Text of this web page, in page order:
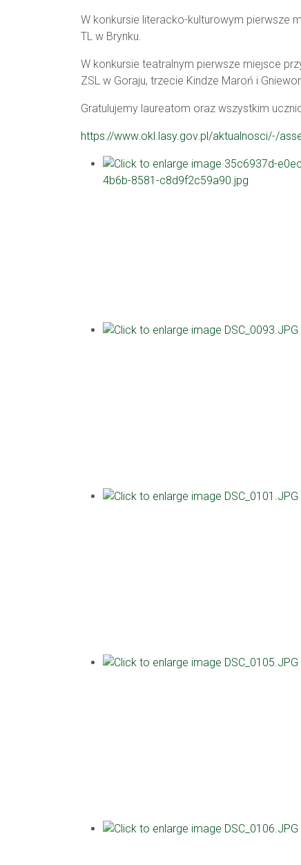
W konkursie literacko-kulturowym pierwsze
TL w Brynku.
W konkursie teatralnym pierwsze miejsce
ZSL w Goraju, trzecie Kindze Maroń i
Gratulujemy laureatom oraz wszystkim
https://www.okl.lasy.gov.pl/aktualnosci/-/